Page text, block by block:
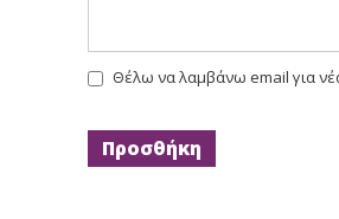
Θέλω να λαμβάνω email για